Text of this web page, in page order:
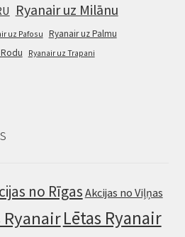
Ryanair uz Milānu
uz Pafosu Ryanair uz Palmu
Ryanair uz Trapani
no RīgasAkcijas no Viļņas
RyanairLētas Ryanair